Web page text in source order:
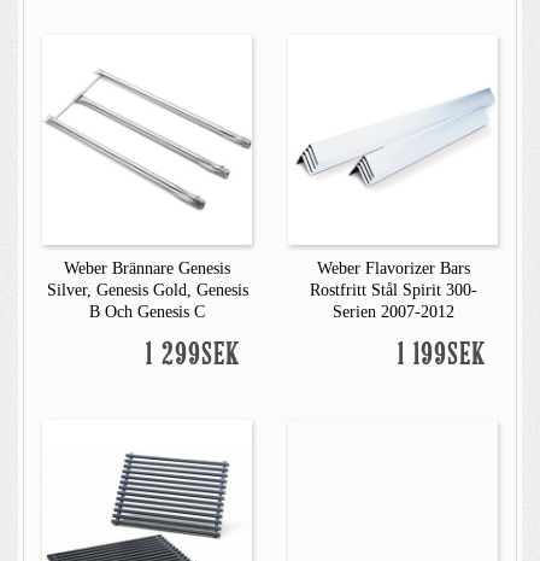
Weber Brännare Genesis
Silver, Genesis Gold, Genesis
B Och Genesis C
1 299SEK
Weber Flavorizer Bars
Rostfritt Stål Spirit 300-
Serien 2007-2012
1 199SEK